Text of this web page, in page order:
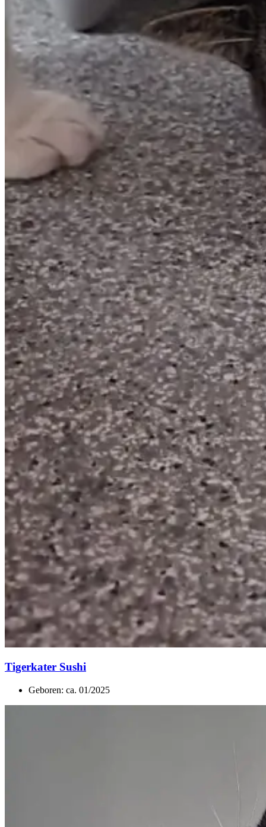
Tigerkater Sushi
Geboren: ca. 01/2025